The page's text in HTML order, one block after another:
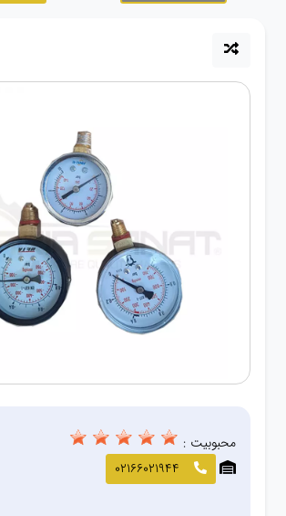
آپاراتی
دیاگ
صافکاری
و نقاشی
محبوبیت :
02166021944